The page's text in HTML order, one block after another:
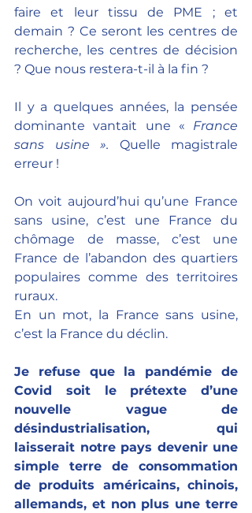
faire et leur tissu de PME ; et
demain ? Ce seront les centres de
recherche, les centres de décision
? Que nous restera-t-il à la fin ?
Il y a quelques années, la pensée
dominante vantait une « France
sans usine ». Quelle magistrale
erreur !
On voit aujourd’hui qu’une France
sans usine, c’est une France du
chômage de masse, c’est une
France de l’abandon des quartiers
populaires comme des territoires
ruraux.
En un mot, la France sans usine,
c’est la France du déclin.
Je refuse que la pandémie de
Covid soit le prétexte d’une
nouvelle vague de
désindustrialisation, qui
laisserait notre pays devenir une
simple terre de consommation
de produits américains, chinois,
allemands, et non plus une terre